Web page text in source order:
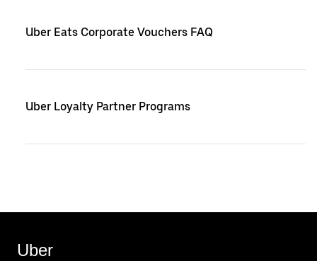
Uber Eats Corporate Vouchers FAQ
Uber Loyalty Partner Programs
Uber